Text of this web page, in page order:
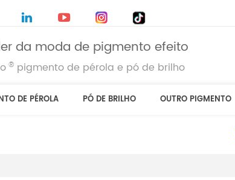
da moda de pigmento efeito
® pigmento de pérola e pó de brilho
DE PÉROLA PÓ DE BRILHO OUTRO PIGMENTO